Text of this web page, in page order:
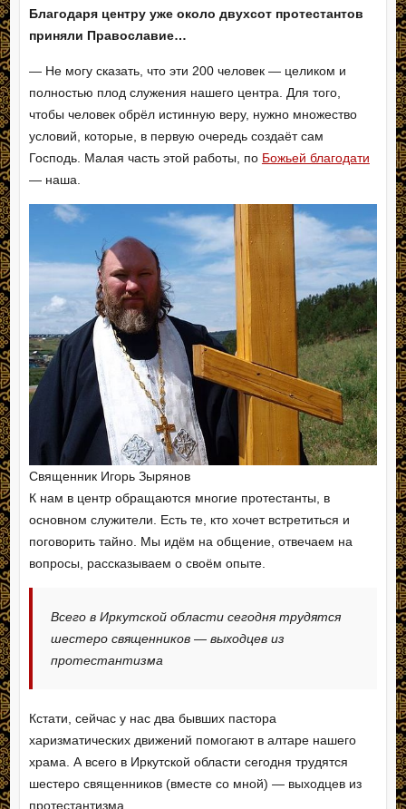
Благодаря центру уже около двухсот протестантов
приняли Православие…
— Не могу сказать, что эти 200 человек — целиком и
полностью плод служения нашего центра. Для того,
чтобы человек обрёл истинную веру, нужно множество
условий, которые, в первую очередь создаёт сам
Господь. Малая часть этой работы, по Божьей благодати
— наша.
Священник Игорь Зырянов
К нам в центр обращаются многие протестанты, в
основном служители. Есть те, кто хочет встретиться и
поговорить тайно. Мы идём на общение, отвечаем на
вопросы, рассказываем о своём опыте.
Всего в Иркутской области сегодня трудятся
шестеро священников — выходцев из
протестантизма
Кстати, сейчас у нас два бывших пастора
харизматических движений помогают в алтаре нашего
храма. А всего в Иркутской области сегодня трудятся
шестеро священников (вместе со мной) — выходцев из
протестантизма.